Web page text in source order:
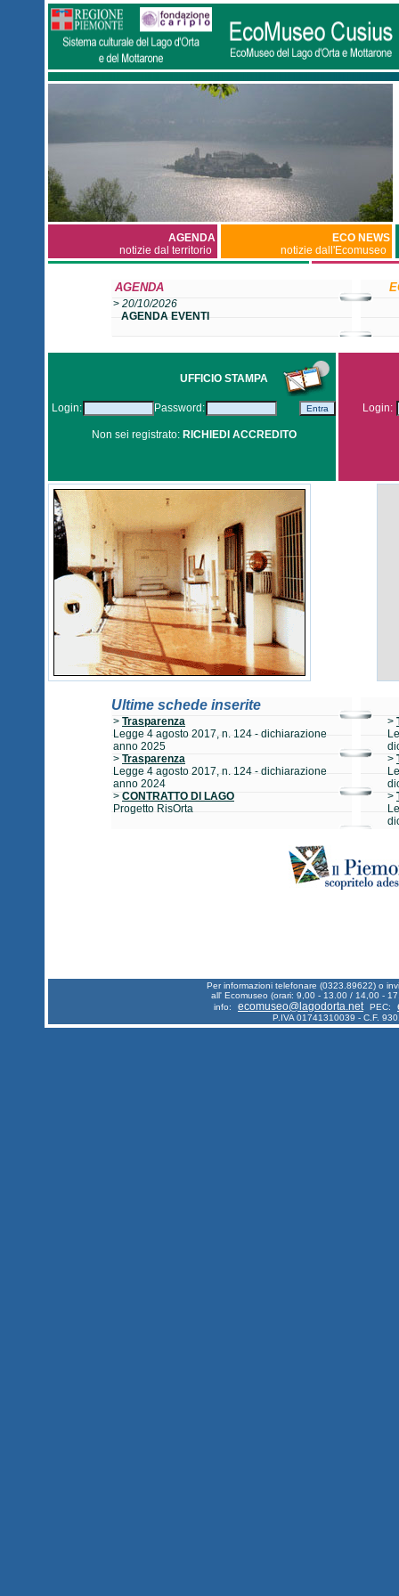
AGENDA
notizie dal territorio
ECO NEWS
notizie dall'Ecomuseo
AGENDA
> 20/10/2026
AGENDA EVENTI
UFFICIO STAMPA
Login: Password:
Non sei registrato: RICHIEDI ACCREDITO
Login:
Ultime schede inserite
> Trasparenza
Legge 4 agosto 2017, n. 124 - dichiarazione
anno 2025
> Trasparenza
Legge 4 agosto 2017, n. 124 - dichiarazione
anno 2024
> CONTRATTO DI LAGO
Progetto RisOrta
>
>
>
Per informazioni telefonare (0323.89622) o
all' Ecomuseo (orari: 9,00 - 13.00 / 14,00 -
info:
ecomuseo@lagodorta.net PEC:
P.IVA 01741310039 - C.F.